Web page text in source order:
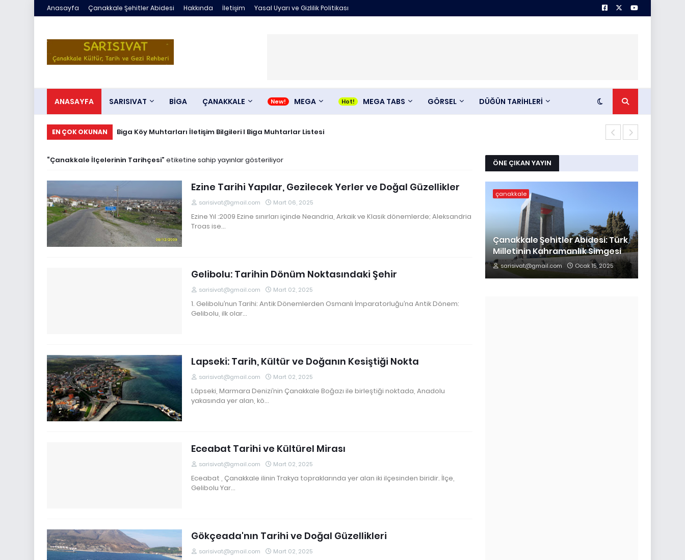
Anasayfa Çanakkale Şehitler Abidesi Hakkında İletişim Yasal Uyarı ve Gizlilik Politikası
ANASAYFA SARISIVAT BİGA ÇANAKKALE MEGA MEGA TABS GÖRSEL DÜĞÜN TARİHLERİ
EN ÇOK OKUNAN Biga Köy Muhtarları İletişim Bilgileri I Biga Muhtarlar Listesi
Çörek mantarı , Bolet mantarı , Ayı Mantarı olarakda bilinen Boletus Edulis
Çanakkale İlçelerinin Tarihçesi etiketine sahip yayınlar gösteriliyor
Ezine Tarihi Yapılar, Gezilecek Yerler ve Doğal Güzellikler
sarisivat@gmail.com Mart 06, 2025
Ezine Yıl :2009 Ezine sınırları içinde Neandria, Arkaik ve Klasik dönemlerde; Aleksandria
Troas ise…
Gelibolu: Tarihin Dönüm Noktasındaki Şehir
sarisivat@gmail.com Mart 02, 2025
1. Gelibolu’nun Tarihi: Antik Dönemlerden Osmanlı İmparatorluğu’na Antik Dönem:
Gelibolu, ilk olar…
Lapseki: Tarih, Kültür ve Doğanın Kesiştiği Nokta
sarisivat@gmail.com Mart 02, 2025
Lâpseki, Marmara Denizi’nin Çanakkale Boğazı ile birleştiği noktada, Anadolu
yakasında yer alan, kö…
Eceabat Tarihi ve Kültürel Mirası
sarisivat@gmail.com Mart 02, 2025
Eceabat , Çanakkale ilinin Trakya topraklarında yer alan iki ilçesinden biridir. İlçe,
Gelibolu Yar…
Gökçeada'nın Tarihi ve Doğal Güzellikleri
sarisivat@gmail.com Mart 02, 2025
ÖNE ÇIKAN YAYIN
çanakkale
Çanakkale Şehitler Abidesi: Türk
Milletinin Kahramanlık Simgesi
sarisivat@gmail.com Ocak 15, 2025